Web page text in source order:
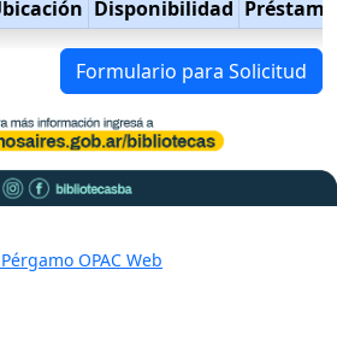
Disponibilidad Préstamo
Formulario para Solicitud
Pérgamo OPAC Web